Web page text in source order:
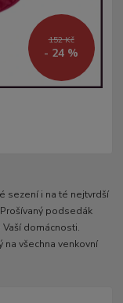
152 Kč
- 24 %
sezení i na té nejtvrdší
podsedák
domácnosti.
všechna venkovní